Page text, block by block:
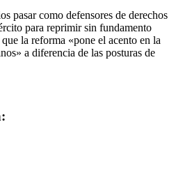
pasar como defensores de derechos
para reprimir sin fundamento
la reforma «pone el acento en la
a diferencia de las posturas de